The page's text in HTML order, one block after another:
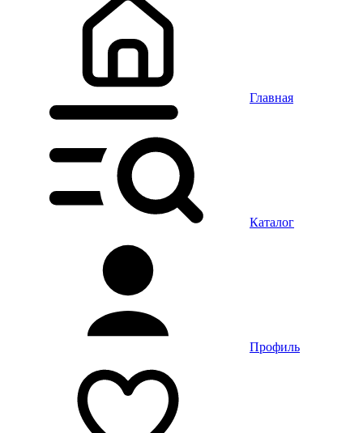
Главная
Каталог
Профиль